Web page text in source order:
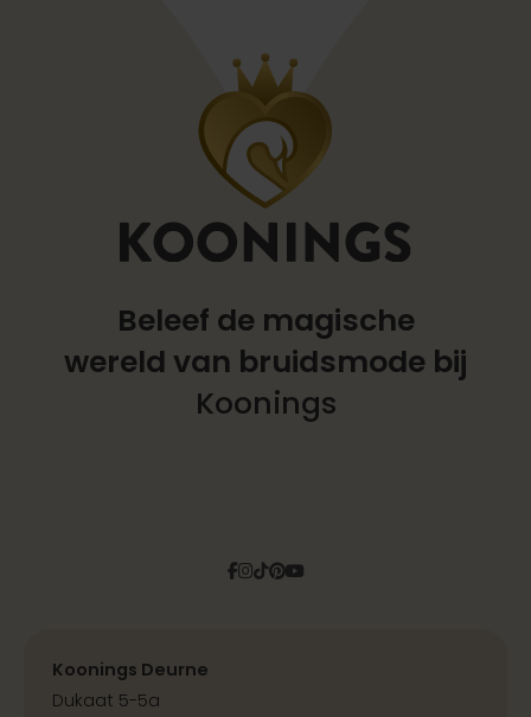
Beleef de magische
wereld van bruidsmode bij
Koonings
Facebook
Instagram
Tiktok
Pinterest
YouTube
Koonings Deurne
Dukaat 5-5a